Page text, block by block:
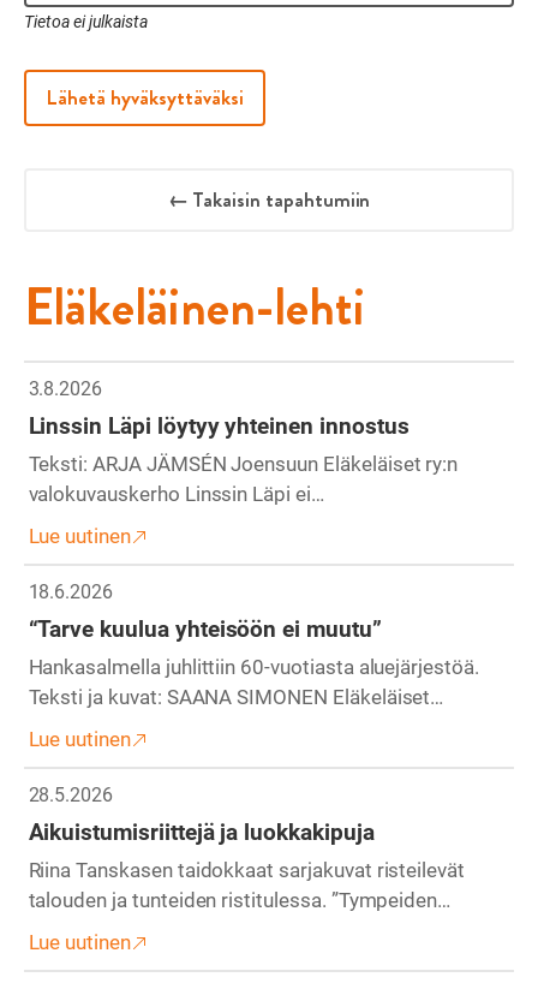
Tietoa ei julkaista
Lähetä hyväksyttäväksi
← Takaisin tapahtumiin
Eläkeläinen-lehti
3.8.2026
Linssin Läpi löytyy yhteinen innostus
Teksti: ARJA JÄMSÉN Joensuun Eläkeläiset ry:n
valokuvauskerho Linssin Läpi ei…
Lue uutinen
18.6.2026
“Tarve kuulua yhteisöön ei muutu”
Hankasalmella juhlittiin 60-vuotiasta aluejärjestöä.
Teksti ja kuvat: SAANA SIMONEN Eläkeläiset…
Lue uutinen
28.5.2026
Aikuistumisriittejä ja luokkakipuja
Riina Tanskasen taidokkaat sarjakuvat risteilevät
talouden ja tunteiden ristitulessa. ”Tympeiden…
Lue uutinen